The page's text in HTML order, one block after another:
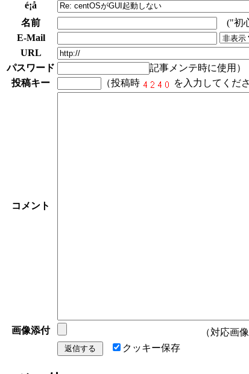
é¡å
名前
("初
E-Mail
URL
パスワード
記事メンテ時に使用）
投稿キー
（投稿時 を入力してくださ
コメント
画像添付
（対応画
クッキー保存